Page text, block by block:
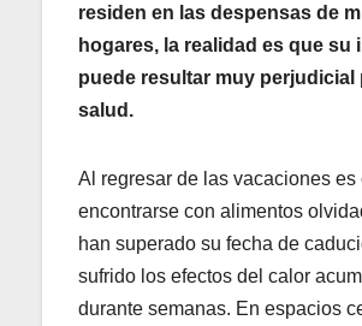
residen en las despensas de
hogares, la realidad es que su
puede resultar muy perjudicial
salud.
Al regresar de las vacaciones es
encontrarse con alimentos
han superado su fecha de
sufrido los efectos del calor
durante semanas. En espacios